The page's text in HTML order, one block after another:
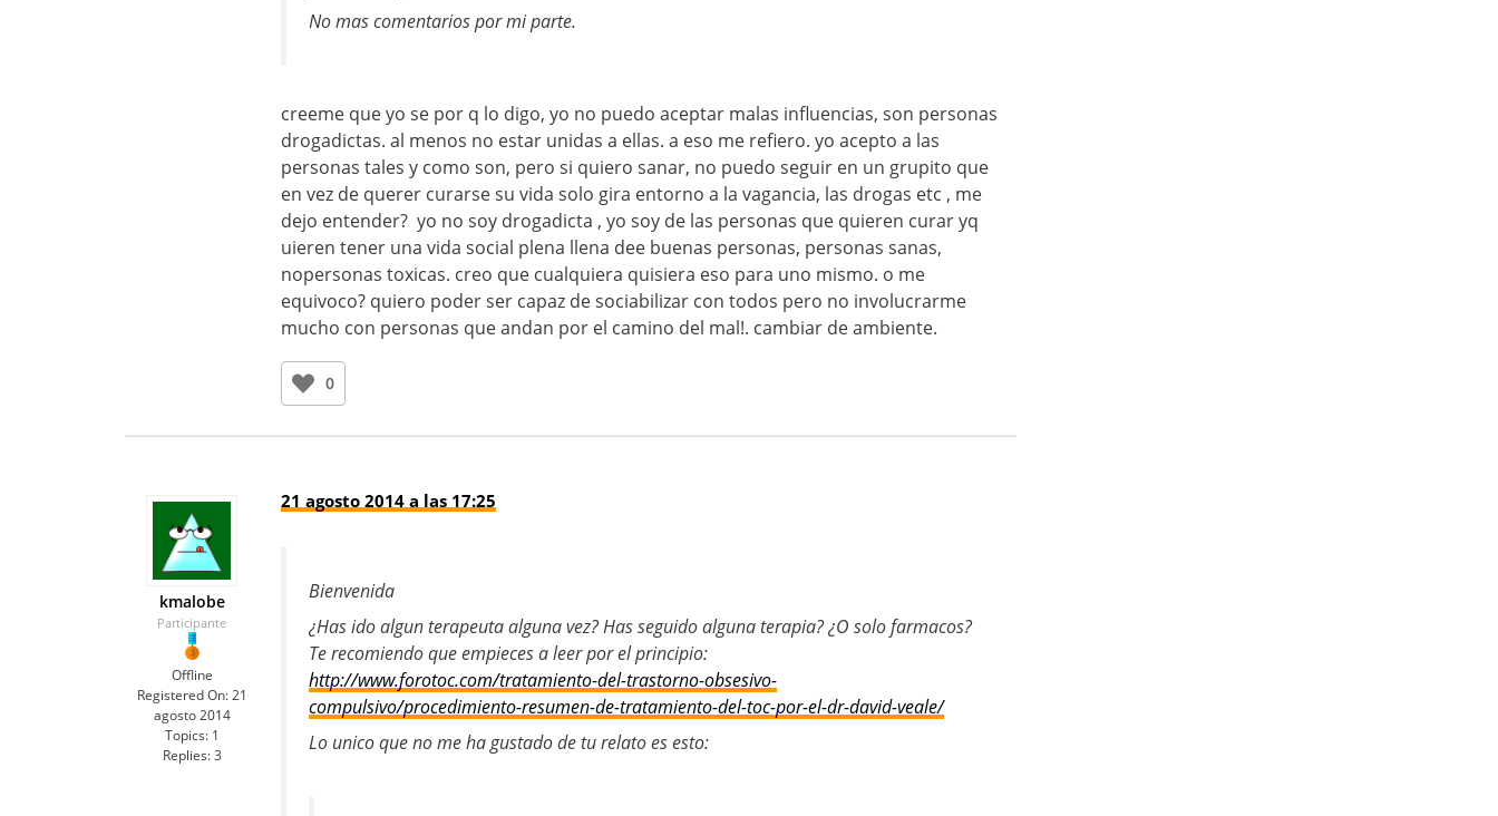
No mas comentarios por mi parte.
creeme que yo se por q lo digo, yo no puedo aceptar malas influencias, son personas
drogadictas. al menos no estar unidas a ellas. a eso me refiero. yo acepto a las
personas tales y como son, pero si quiero sanar, no puedo seguir en un grupito que
en vez de querer curarse su vida solo gira entorno a la vagancia, las drogas etc , me
dejo entender? yo no soy drogadicta , yo soy de las personas que quieren curar yq
uieren tener una vida social plena llena dee buenas personas, personas sanas,
nopersonas toxicas. creo que cualquiera quisiera eso para uno mismo. o me
equivoco? quiero poder ser capaz de sociabilizar con todos pero no involucrarme
mucho con personas que andan por el camino del mal!. cambiar de ambiente.
0
kmalobe
Participante
Offline
Registered On: 21
agosto 2014
Topics: 1
Replies: 3
21 agosto 2014 a las 17:25
Bienvenida
¿Has ido algun terapeuta alguna vez? Has seguido alguna terapia? ¿O solo farmacos?
Te recomiendo que empieces a leer por el principio:
http://www.forotoc.com/tratamiento-del-trastorno-obsesivo-
compulsivo/procedimiento-resumen-de-tratamiento-del-toc-por-el-dr-david-veale/
Lo unico que no me ha gustado de tu relato es esto: